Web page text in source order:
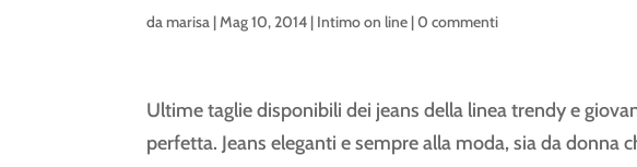
damarisa | Mag 10, 2014 | Intimo on line |0 commenti
Ultime taglie disponibili dei jeans della linea trendy e
perfetta. Jeans eleganti e sempre alla moda, sia da donna